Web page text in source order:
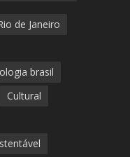
de Janeiro
brasil
Cultural